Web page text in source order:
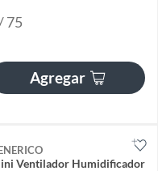
75
Agregar
Ventilador Humidificador